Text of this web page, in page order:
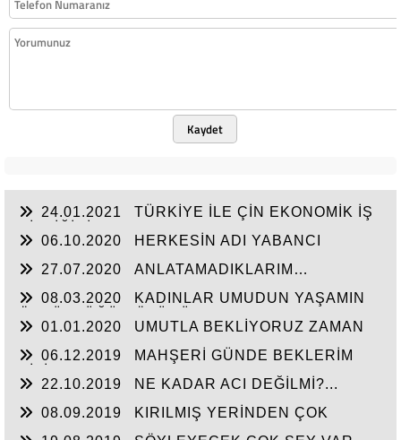
Kaydet
24.01.2021
TÜRKİYE İLE ÇİN EKONOMİK İŞ
06.10.2020
HERKESİN ADI YABANCI
27.07.2020
ANLATAMADIKLARIM…
08.03.2020
KADINLAR UMUDUN YAŞAMIN
01.01.2020
UMUTLA BEKLİYORUZ ZAMAN
06.12.2019
MAHŞERİ GÜNDE BEKLERİM
22.10.2019
NE KADAR ACI DEĞİLMİ?...
08.09.2019
KIRILMIŞ YERİNDEN ÇOK